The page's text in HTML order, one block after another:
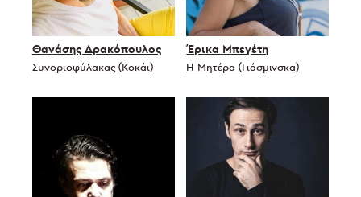
Θανάσης Δρακόπουλος
Συνοριοφύλακας (Κοκάι)
Έρικα Μπεγέτη
Η Μητέρα (Γιάσμινσκα)